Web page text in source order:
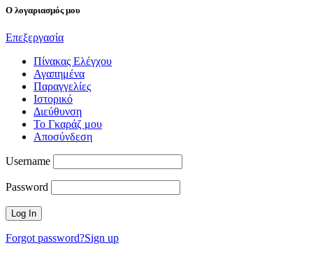
Ο λογαριασμός μου
Επεξεργασία
Πίνακας Ελέγχου
Αγαπημένα
Παραγγελίες
Ιστορικό
Διεύθυνση
Το Γκαράζ μου
Αποσύνδεση
Username
Password
Forgot password?Sign up